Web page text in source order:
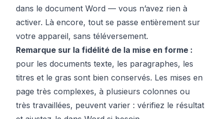
dans le document Word — vous n’avez rien à
activer. Là encore, tout se passe entièrement sur
votre appareil, sans téléversement.
Remarque sur la fidélité de la mise en forme :
pour les documents texte, les paragraphes, les
titres et le gras sont bien conservés. Les mises en
page très complexes, à plusieurs colonnes ou
très travaillées, peuvent varier : vérifiez le résultat